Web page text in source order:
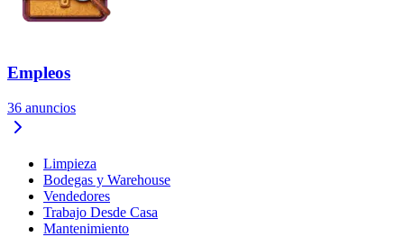
Empleos
36 anuncios
Limpieza
Bodegas y Warehouse
Vendedores
Trabajo Desde Casa
Mantenimiento